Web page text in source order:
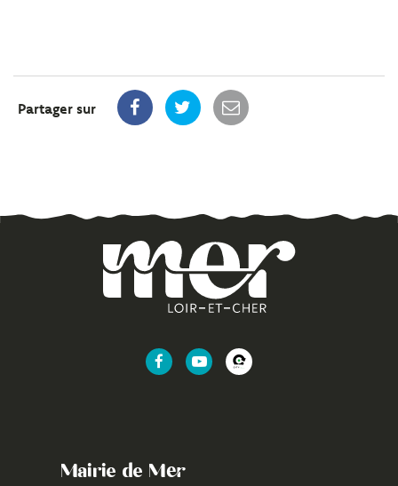
Partager sur
Lien
Lien
Lien
Mairie de Mer